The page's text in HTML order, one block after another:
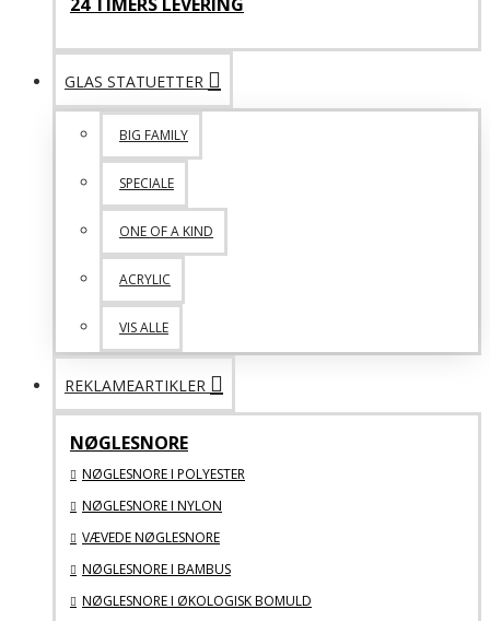
GLAS STATUETTER
BIG FAMILY
SPECIALE
ONE OF A KIND
ACRYLIC
VIS ALLE
REKLAMEARTIKLER
NØGLESNORE
NØGLESNORE I POLYESTER
NØGLESNORE I NYLON
VÆVEDE NØGLESNORE
NØGLESNORE I BAMBUS
NØGLESNORE I ØKOLOGISK BOMULD